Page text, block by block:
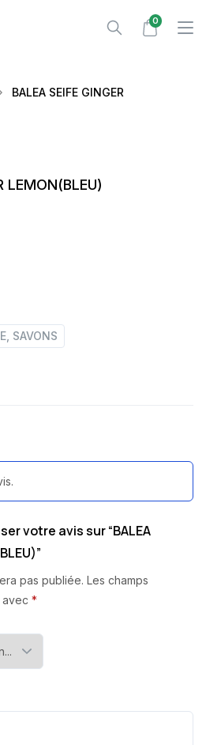
0
BALEA SEIFE GINGER
LEMON(BLEU)
SAVONS
votre avis sur “BALEA
pas publiée. Les champs
*